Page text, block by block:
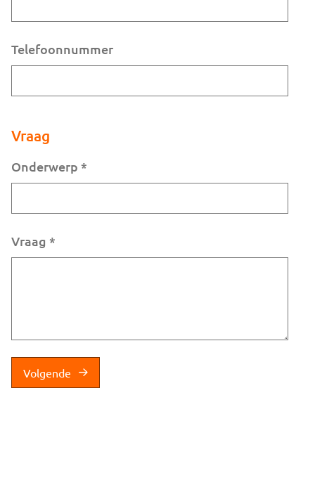
Telefoonnummer
Vraag
Onderwerp *
Vraag *
Volgende